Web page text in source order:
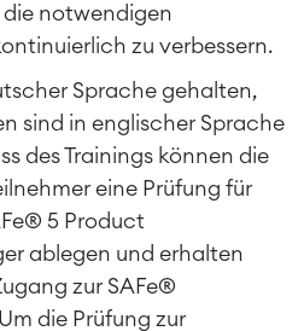
notwendigen
zu verbessern.
Sprache gehalten,
sind in englischer Sprache
des Trainings können die
eine Prüfung für
5 Product
ablegen und erhalten
zur SAFe®
die Prüfung zur